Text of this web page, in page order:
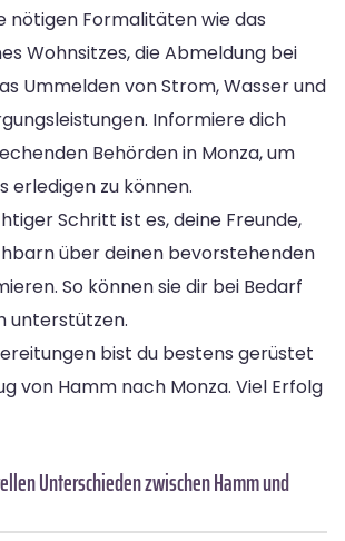
nötigen Formalitäten wie das
Wohnsitzes, die Abmeldung bei
Ummelden von Strom, Wasser und
Informiere dich
Behörden in Monza, um
erledigen zu können.
Schritt ist es, deine Freunde,
über deinen bevorstehenden
So können sie dir bei Bedarf
unterstützen.
bist du bestens gerüstet
von Hamm nach Monza. Viel Erfolg
Unterschieden zwischen Hamm und